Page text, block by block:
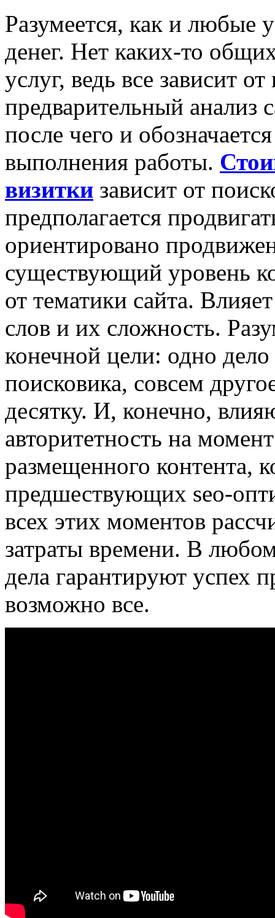
Разумеется, как и любые
денег. Нет каких-то
услуг, ведь все зависит
предварительный анализ
после чего и
выполнения работы.
визитки зависит от
предполагается
ориентировано
существующий уровень
от тематики сайта.
слов и их сложность.
конечной цели: одно
поисковика, совсем
десятку. И, конечно,
авторитетность на
размещенного контента,
предшествующих seo-
всех этих моментов
затраты времени. В
дела гарантируют успех
возможно все.